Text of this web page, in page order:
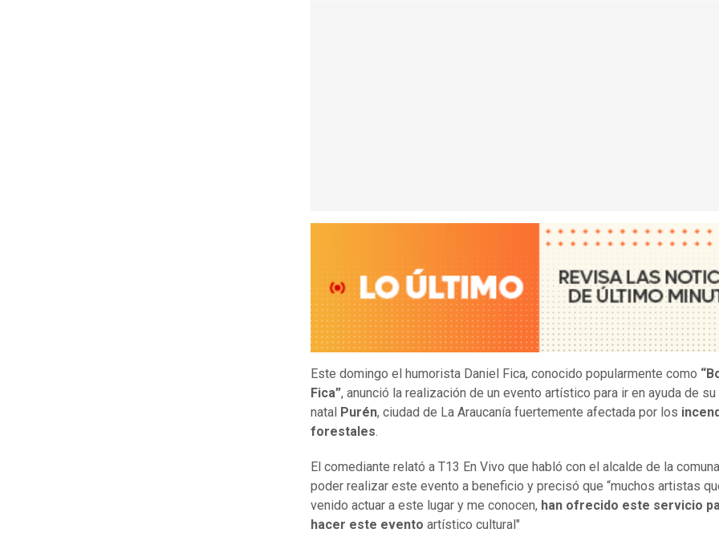
Este domingo el humorista Daniel Fica, conocido popularmente como
Fica”, anunció la realización de un evento artístico para ir en ayuda de su
natal Purén, ciudad de La Araucanía fuertemente afectada por los
forestales.
El comediante relató a T13 En Vivo que habló con el alcalde de la
poder realizar este evento a beneficio y precisó que “muchos artistas
venido actuar a este lugar y me conocen, han ofrecido este servicio
hacer este evento artístico cultural"